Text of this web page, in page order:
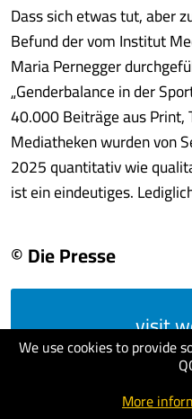
We use cookies to provide
More
Dass sich etwas tut, aber
Befund der vom Institut
Maria Pernegger
„Genderbalance in der
40.000 Beiträge aus Print,
Mediatheken wurden von
2025 quantitativ wie
ist ein eindeutiges.
© Die Presse
visit